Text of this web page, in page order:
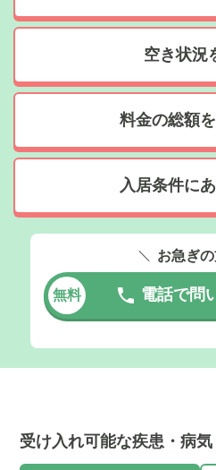
空き状況
料金の総額
入居条件に
お急ぎ
無料 電話で問
受け入れ可能な疾患・病